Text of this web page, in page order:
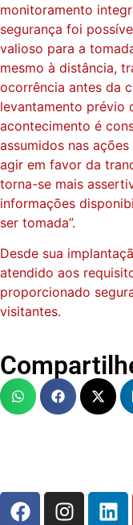
monitoramento
segurança foi
valioso para a
mesmo à distância,
ocorrência antes da
levantamento prévio
acontecimento é
assumidos nas
agir em favor da
torna-se mais
informações
ser tomada”.
Desde sua
atendido aos
proporcionado
visitantes.